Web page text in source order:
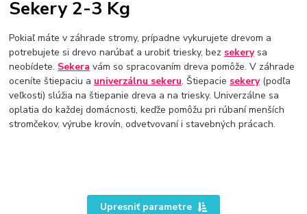
Sekery 2-3 Kg
Pokiaľ máte v záhrade stromy, prípadne vykurujete drevom a
potrebujete si drevo narúbať a urobiť triesky, bez sekerysa
neobídete. Sekera vám so spracovaním dreva pomôže. V záhrade
oceníte štiepaciu a univerzálnu sekeru. Štiepacie sekery(podľa
veľkosti) slúžia na štiepanie dreva a na triesky. Univerzálne sa
oplatia do každej domácnosti, keďže pomôžu pri rúbaní menších
stromčekov, výrube krovín, odvetvovaní i stavebných prácach.
Upresniť parametre